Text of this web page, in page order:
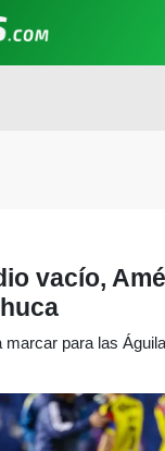
vacío,
para las